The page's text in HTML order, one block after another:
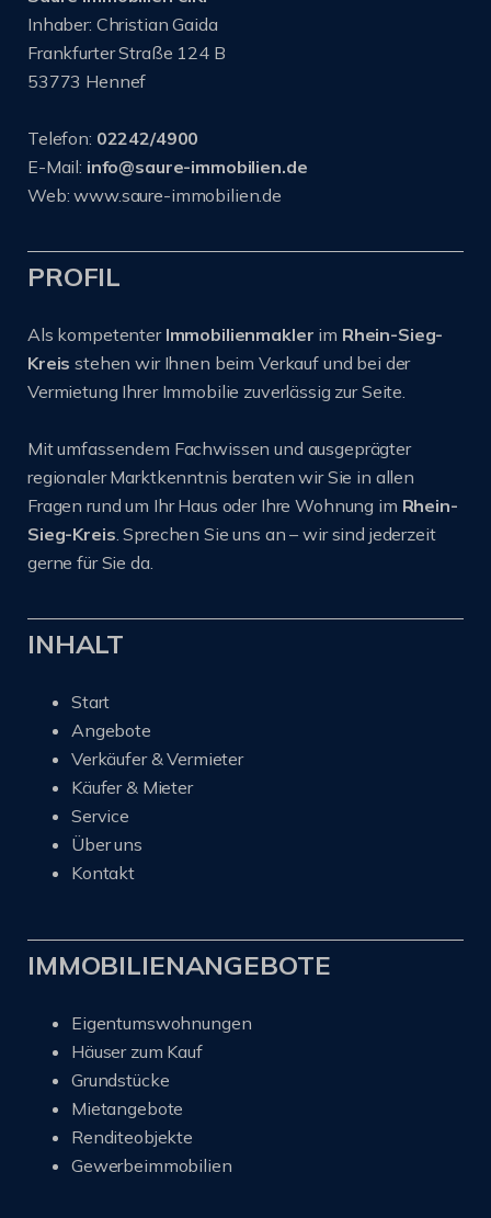
Inhaber: Christian Gaida
Frankfurter Straße 124 B
53773 Hennef
Telefon: 02242/4900
E-Mail: info@saure-immobilien.de
Web: www.saure-immobilien.de
PROFIL
Als kompetenter Immobilienmakler im Rhein-Sieg-
Kreisstehen wir Ihnen beim Verkauf und bei der
Vermietung Ihrer Immobilie zuverlässig zur Seite.
Mit umfassendem Fachwissen und ausgeprägter
regionaler Marktkenntnis beraten wir Sie in allen
Fragen rund um Ihr Haus oder Ihre Wohnung im Rhein-
Sieg-Kreis. Sprechen Sie uns an – wir sind jederzeit
gerne für Sie da.
INHALT
Start
Angebote
Verkäufer & Vermieter
Käufer & Mieter
Service
Über uns
Kontakt
IMMOBILIENANGEBOTE
Eigentumswohnungen
Häuser zum Kauf
Grundstücke
Mietangebote
Renditeobjekte
Gewerbeimmobilien